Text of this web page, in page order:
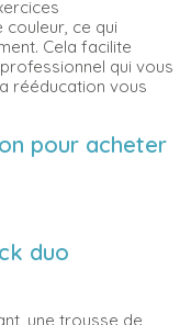
ce qui
Cela facilite
qui vous
rééducation vous
pour acheter
duo
une trousse de